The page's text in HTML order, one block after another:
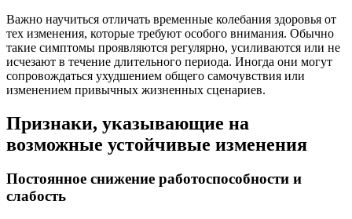
Важно научиться отличать временные колебания здоровья от
тех изменения, которые требуют особого внимания. Обычно
такие симптомы проявляются регулярно, усиливаются или не
исчезают в течение длительного периода. Иногда они могут
сопровождаться ухудшением общего самочувствия или
изменением привычных жизненных сценариев.
Признаки, указывающие на
возможные устойчивые изменения
Постоянное снижение работоспособности и
слабость